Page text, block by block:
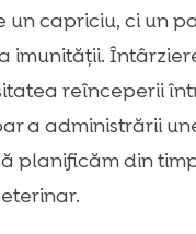
un capriciu, ci un
imunității.
reînceperii
a administrării
planificăm din